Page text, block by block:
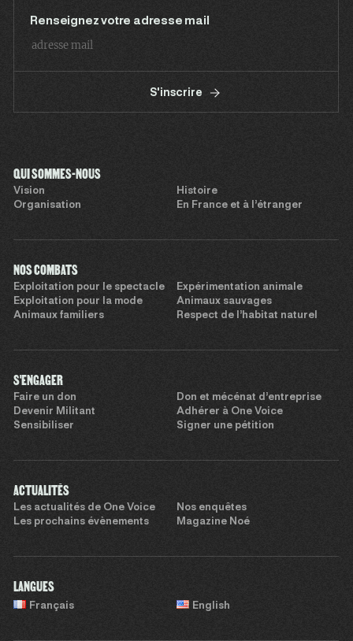
Renseignez votre adresse mail
S'inscrire
QUI SOMMES-NOUS
Vision
Histoire
Organisation
En France et à l’étranger
NOS COMBATS
Exploitation pour le spectacle
Expérimentation animale
Exploitation pour la mode
Animaux sauvages
Animaux familiers
Respect de l’habitat naturel
S'ENGAGER
Faire un don
Don et mécénat d’entreprise
Devenir Militant
Adhérer à One Voice
Sensibiliser
Signer une pétition
ACTUALITÉS
Les actualités de One Voice
Nos enquêtes
Les prochains évènements
Magazine Noé
LANGUES
Français English